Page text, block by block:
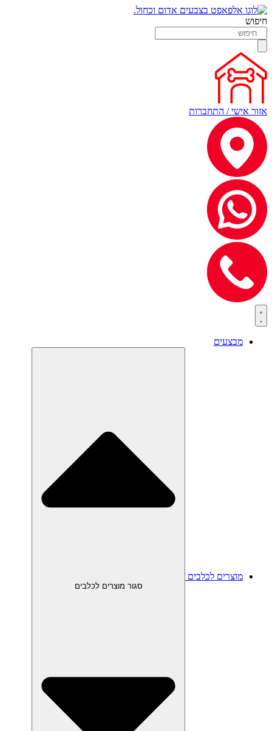
חיפוש
אזור אישי / התחברות
מבצעים
מוצרים לכלבים
סגור מוצרים לכלבים